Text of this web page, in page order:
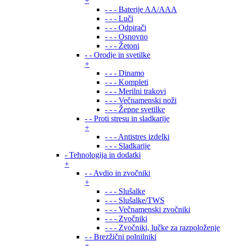
- - - Baterije AA/AAA
- - - Luči
- - - Odpirači
- - - Osnovno
- - - Žetoni
- - Orodje in svetilke
+
- - - Dinamo
- - - Kompleti
- - - Merilni trakovi
- - - Večnamenski noži
- - - Žepne svetilke
- - Proti stresu in sladkarije
+
- - - Antistres izdelki
- - - Sladkarije
- Tehnologija in dodatki
+
- - Avdio in zvočniki
+
- - - Slušalke
- - - Slušalke/TWS
- - - Večnamenski zvočniki
- - - Zvočniki
- - - Zvočniki, lučke za razpoloženje
- - Brezžični polnilniki